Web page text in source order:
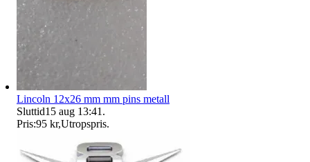
Lincoln 12x26 mm mm pins metall
Sluttid15 aug 13:41 .
Pris:95 kr,Utropspris.